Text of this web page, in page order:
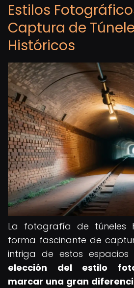
Estilos
Captura de
Históricos
La fotografía de túneles
forma fascinante de
intriga de estos espacios
elección del estilo
marcar una gran